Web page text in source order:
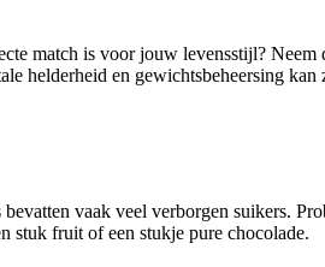
match is voor jouw levensstijl?
helderheid en gewichtsbeheersing
bevatten vaak veel verborgen suikers.
stuk fruit of een stukje pure chocolade.